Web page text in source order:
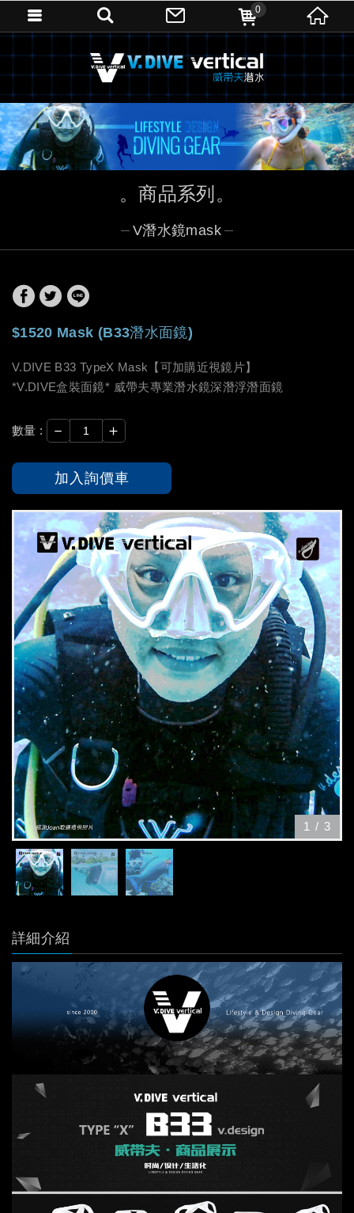
商品系列
V潛水鏡mask
$1520 Mask (B33潛水面鏡)
V.DIVE B33 TypeX Mask【可加購近視鏡片】
*V.DIVE盒裝面鏡* 威帶夫專業潛水鏡深潛浮潛面鏡
數量 : － ＋
加入詢價車
1 / 3
詳細介紹
0